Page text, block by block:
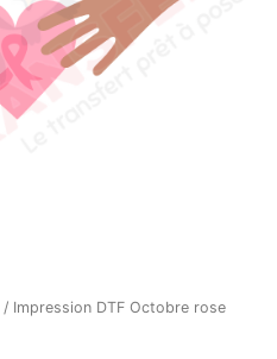
/ Impression DTF Octobre rose